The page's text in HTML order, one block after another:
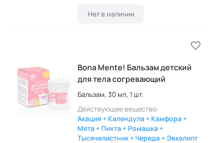
Нет в наличии
Bona Mente! Бальзам детский
для тела согревающий
Бальзам, 30 мл, 1 шт.
Действующее вещество:
Акация + Календула + Камфора +
Мята + Пихта + Ромашка +
Тысячелистник + Череда + Эвкалипт